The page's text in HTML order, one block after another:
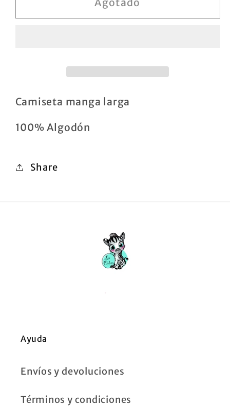
Winnie
Winnie
Agotado
Camiseta manga larga
100% Algodón
Share
Ayuda
Envíos y devoluciones
Términos y condiciones